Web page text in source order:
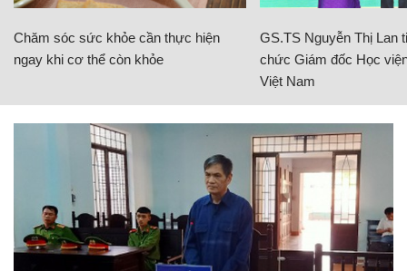
Chăm sóc sức khỏe cần thực hiện
ngay khi cơ thể còn khỏe
GS.TS Nguyễn Thị Lan
chức Giám đốc Học
Việt Nam